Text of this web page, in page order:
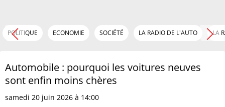
POLITIQUE ECONOMIE SOCIÉTÉ LA RADIO DE L'AUTO LA
Automobile : pourquoi les voitures neuves
sont enfin moins chères
samedi 20 juin 2026 à 14:00